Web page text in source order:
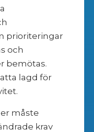
prioriteringar
och
bemötas.
lagd för
måste
krav